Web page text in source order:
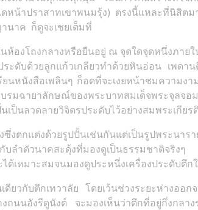
าปราสาทเขาพนมรุ้ง) ตรงนี้แหละที่นิสิตม
นาค ก็ดูจะเชยเต็มที่
องโถงกลางหรือยืนอยู่ ณ จุดใดจุดหนึ่งภา
ดับด้วยลูกแก้วเกลียวทำด้วยหินอ่อน เพดา
นหนังสือเพลินๆ ก็อดที่จะเงยหน้าชมความ
มฉายาลักษณ์ของพระบาทสมเด็จพระจุลจอ
นลวดลายวิจิตรประดับไว้อย่างสมพระเกียรติ
งตกแต่งด้วยรูปปั้นเช่นกันแต่เป็นรูปพระน
ำตัวนาคสะดุ้งที่มองดูเป็นธรรมชาติจริงๆ
เหมาะสมจนมองดูประหนึ่งเครื่องประดับตึก
วกับตึกเทวาลัย โดยเว้นช่วงระยะห่างออ
นอังรีดูนังต์ จะมองเห็นว่าตึกที่อยู่กึ่งกลา